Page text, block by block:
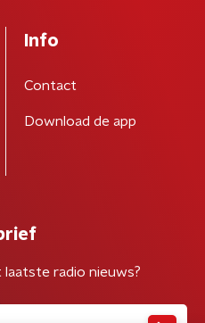
Info
Contact
Download de app
radio nieuws?